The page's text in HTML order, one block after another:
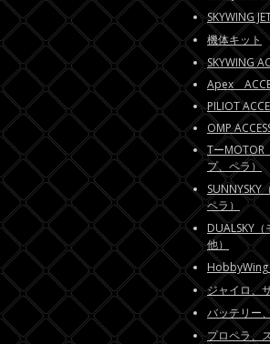
SKYWING
機体キット
SKYWING
Apex
PILIOT
OMP
TーMOTOR
プ、ペラ）
SUNNYSKY
ペラ）
DUALSKY
他）
HobbyWing
ジャイロ、
バッテリー
プロペラ、